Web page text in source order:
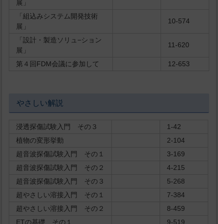
展」
「組込みシステム開発技術
展」
10-574
「設計・製造ソリュ−ション
展」
11-620
第４回FDM会議に参加して 12-653
やさしい解説
浸透探傷試験入門 その３
1-42
植物の変形挙動
2-104
超音波探傷試験入門 その１
3-169
超音波探傷試験入門 その２
4-215
超音波探傷試験入門 その３
5-268
超やさしい溶接入門 その１
7-384
超やさしい溶接入門 その２
8-459
ETの基礎 その１
9-519